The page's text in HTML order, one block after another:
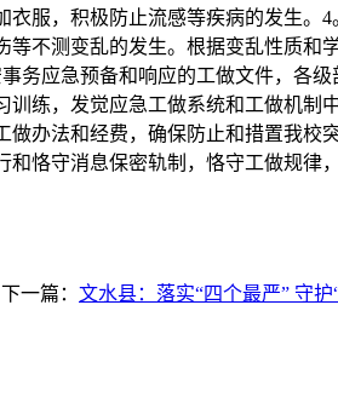
服，积极防止流感等疾病的发生
不测变乱的发生。根据变乱性质
务应急预备和响应的工做文件，各
练，发觉应急工做系统和工做机
做办法和经费，确保防止和措置我
恪守消息保密轨制，恪守工做规律
下一篇： 文水县：落实“四个最严” 守